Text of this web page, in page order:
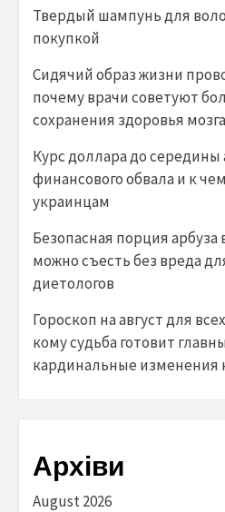
Твердый шампунь для
покупкой
Сидячий образ жизни
почему врачи советуют
сохранения здоровья мозга
Курс доллара до середины
финансового обвала и к
украинцам
Безопасная порция арбуза
можно съесть без вреда
диетологов
Гороскоп на август для
кому судьба готовит
кардинальные изменения
Архіви
August 2026